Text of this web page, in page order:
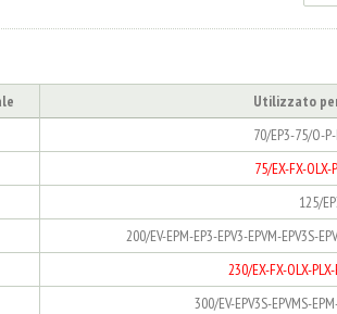
Utilizzato
70/EP3-75/O-
75/EX-FX-OLX-
125/
200/EV-EPM-EP3-EPV3-EPVM-EPV3S-
230/EX-FX-OLX-
300/EV-EPV3S-EPVMS-